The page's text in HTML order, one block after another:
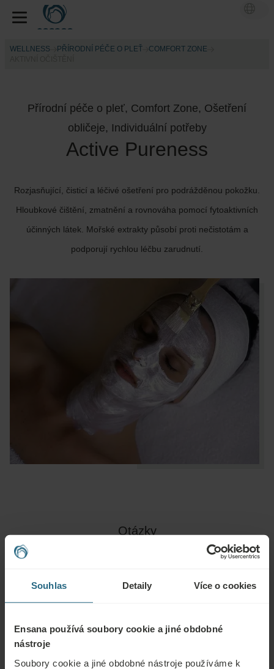
Souhlas Detaily Více o cookies
Ensana používá soubory cookie a jiné obdobné
nástroje
Soubory cookie a jiné obdobné nástroje používáme k
WELLNESS PŘÍRODNÍ PÉČE O PLEŤ
COMFORT ZONE
Přírodní péče o pleť, Comfort Zone, Ošetření
obličeje, Individuální potřeby
Active Pureness
Rozjasňující, čisticí a léčivé ošetření pro podrážděnou pokožku.
Hloubkové čištění, zmatnění a rovnováha pomocí fytoaktivních
účinných látek. Mořské extrakty působí proti nečistotám a
podporují rychlou léčbu zarudnutí.
Otázky
Obraťte se na nás s jakýmikoli dotazy ohledně našich hotelů Ensana nebo
naleznete zde.